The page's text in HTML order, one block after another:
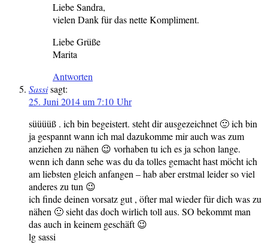
Liebe Sandra,
vielen Dank für das nette Kompliment.
Liebe Grüße
Marita
Antworten
Sassisagt:
25. Juni 2014 um 7:10 Uhr
süüüüß . ich bin begeistert. steht dir ausgezeichnet 🙂 ich bin
ja gespannt wann ich mal dazukomme mir auch was zum
anziehen zu nähen 😉 vorhaben tu ich es ja schon lange.
wenn ich dann sehe was du da tolles gemacht hast möcht ich
am liebsten gleich anfangen – hab aber erstmal leider so viel
anderes zu tun 😉
ich finde deinen vorsatz gut , öfter mal wieder für dich was zu
nähen 🙂 sieht das doch wirlich toll aus. SO bekommt man
das auch in keinem geschäft 😉
lg sassi